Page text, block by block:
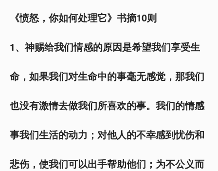
《愤怒，你如何处理它》书摘10则
1、神赐给我们情感的原因是希望我们享受生
命，如果我们对生命中的事毫无感觉，那我们
也没有激情去做我们所喜欢的事。我们的情感
事我们生活的动力；对他人的不幸感到忧伤和
悲伤，使我们可以出手帮助他们；为不公义而